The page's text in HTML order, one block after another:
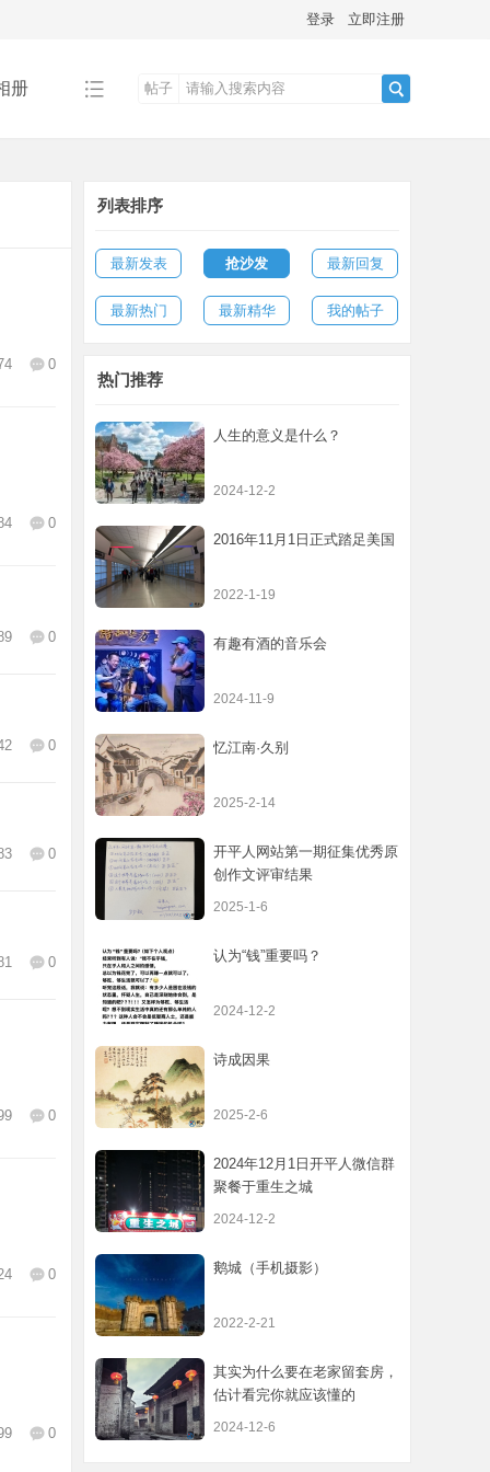
登录 立即注册
册 帖子
0
0
0
0
0
0
0
0
0
列表排序
最新发表 抢沙发 最新回复
最新热门 最新精华 我的帖子
热门推荐
人生的意义是什么？
2024-12-2
2016年11月1日正式踏足美国
2022-1-19
有趣有酒的音乐会
2024-11-9
忆江南·久别
2025-2-14
开平人网站第一期征集优秀原
创作文评审结果
2025-1-6
认为“钱”重要吗？
2024-12-2
诗成因果
2025-2-6
2024年12月1日开平人微信群
聚餐于重生之城
2024-12-2
鹅城（手机摄影）
2022-2-21
其实为什么要在老家留套房，
估计看完你就应该懂的
2024-12-6